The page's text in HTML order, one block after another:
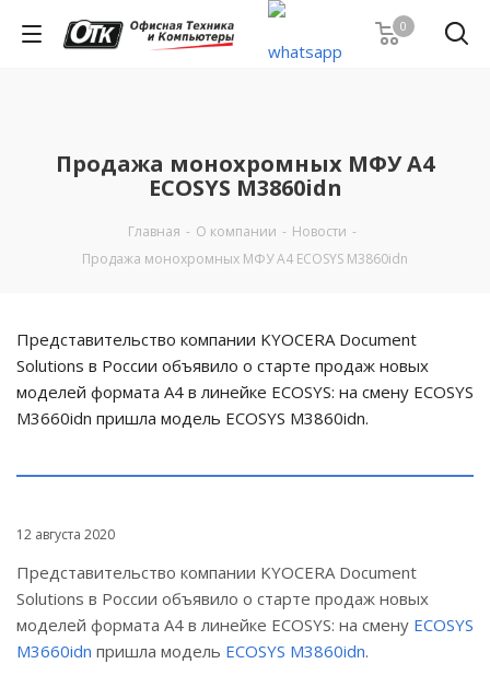
0
Продажа монохромных МФУ А4
ECOSYS M3860idn
Главная - О компании - Новости -
Продажа монохромных МФУ А4 ECOSYS M3860idn
Представительство компании KYOCERA Document
Solutions в России объявило о старте продаж новых
моделей формата A4 в линейке ECOSYS: на смену ECOSYS
M3660idn пришла модель ECOSYS M3860idn.
12 августа 2020
Представительство компании KYOCERA Document
Solutions в России объявило о старте продаж новых
моделей формата A4 в линейке ECOSYS: на смену ECOSYS
M3660idn пришла модель ECOSYS M3860idn.